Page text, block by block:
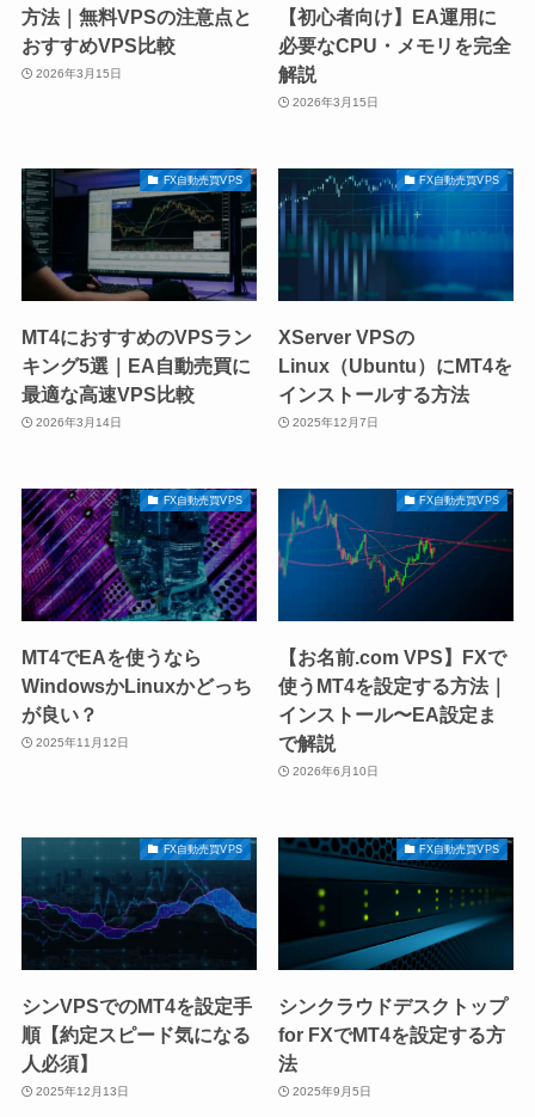
方法｜無料VPSの注意点と
おすすめVPS比較
2026年3月15日
【初心者向け】EA運用に
必要なCPU・メモリを完全
解説
2026年3月15日
FX自動売買VPS
MT4におすすめのVPSラン
キング5選｜EA自動売買に
最適な高速VPS比較
2026年3月14日
FX自動売買VPS
XServer VPSの
Linux（Ubuntu）にMT4を
インストールする方法
2025年12月7日
FX自動売買VPS
MT4でEAを使うなら
WindowsかLinuxかどっち
が良い？
2025年11月12日
FX自動売買VPS
【お名前.com VPS】FXで
使うMT4を設定する方法｜
インストール〜EA設定ま
で解説
2026年6月10日
FX自動売買VPS
シンVPSでのMT4を設定手
順【約定スピード気になる
人必須】
2025年12月13日
FX自動売買VPS
シンクラウドデスクトップ
for FXでMT4を設定する方
法
2025年9月5日